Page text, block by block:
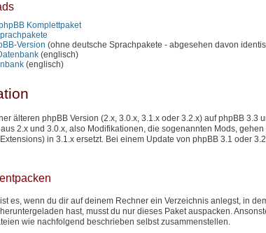
Komplettpaket
Version (ohne deutsche Sprachpakete - abgesehen davon
(englisch)
(englisch)
älteren phpBB Version (2.x, 3.0.x, 3.1.x oder 3.2.x) auf phpBB 3.3
2.x und 3.0.x, also Modifikationen, die sogenannten Mods,
in 3.1.x ersetzt. Bei einem Update von phpBB 3.1 oder
es, wenn du dir auf deinem Rechner ein Verzeichnis anlegst, in
hast, musst du nur dieses Paket auspacken.
wie nachfolgend beschrieben selbst zusammenstellen.